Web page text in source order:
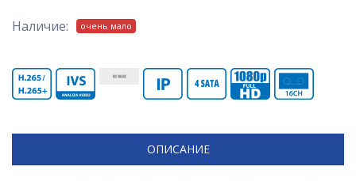
Наличие: очень мало
ОПИСАНИЕ